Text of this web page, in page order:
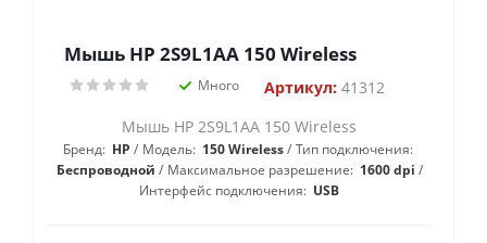
Мышь HP 2S9L1AA 150 Wireless
Много Артикул:41312
Мышь HP 2S9L1AA 150 Wireless
Бренд: HP Модель: 150 Wireless
Тип подключения:
Беспроводной
Максимальное разрешение: 1600 dpi
Интерфейс подключения: USB